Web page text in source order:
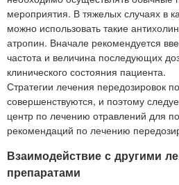
мероприятия. В тяжелых случаях в
можно использовать такие
атропин. Вначале рекомендуется
частота и величина последующих
клинического состояния пациента.
Стратегии лечения передозировок
совершенствуются, и поэтому
центр по лечению отравлений для
рекомендаций по лечению
Взаимодействие с другими
препаратами